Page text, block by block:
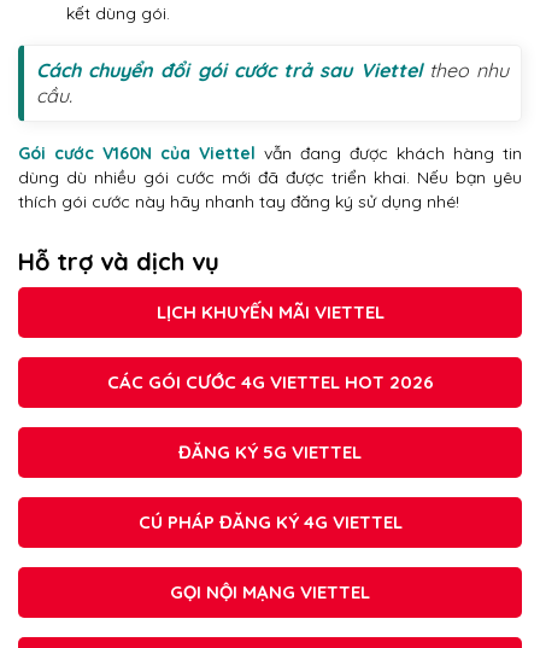
kết dùng gói.
Cách chuyển đổi gói cước trả sau Vietteltheo nhu
cầu.
Gói cước V160N của Viettel vẫn đang được khách hàng tin
dùng dù nhiều gói cước mới đã được triển khai. Nếu bạn yêu
thích gói cước này hãy nhanh tay đăng ký sử dụng nhé!
Hỗ trợ và dịch vụ
LỊCH KHUYẾN MÃI VIETTEL
CÁC GÓI CƯỚC 4G VIETTEL HOT 2026
ĐĂNG KÝ 5G VIETTEL
CÚ PHÁP ĐĂNG KÝ 4G VIETTEL
GỌI NỘI MẠNG VIETTEL